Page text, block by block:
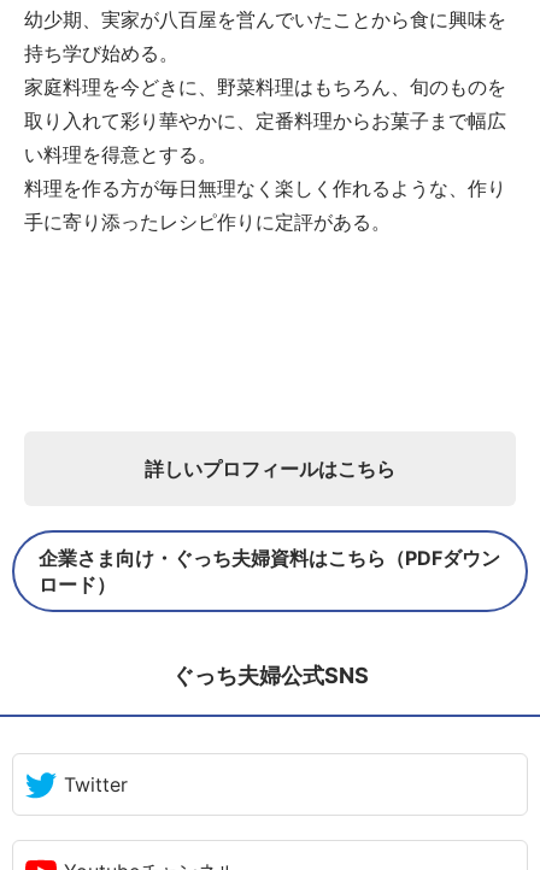
幼少期、実家が八百屋を営んでいたことから食に興味を
持ち学び始める。
家庭料理を今どきに、野菜料理はもちろん、旬のものを
取り入れて彩り華やかに、定番料理からお菓子まで幅広
い料理を得意とする。
料理を作る方が毎日無理なく楽しく作れるような、作り
手に寄り添ったレシピ作りに定評がある。
詳しいプロフィールはこちら
企業さま向け・ぐっち夫婦資料はこちら（PDFダウン
ロード）
ぐっち夫婦公式SNS
Twitter